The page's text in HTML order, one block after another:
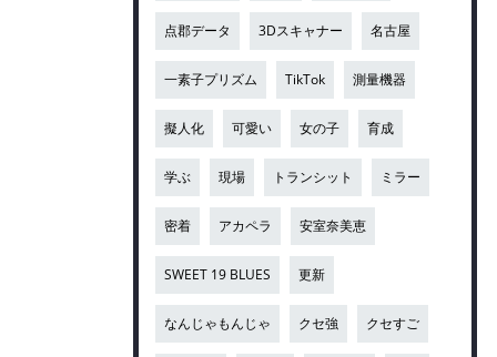
点郡データ 3Dスキャナー 名古屋
一素子プリズム TikTok 測量機器
擬人化 可愛い 女の子 育成
学ぶ 現場 トランシット ミラー
密着 アカペラ 安室奈美恵
SWEET 19 BLUES 更新
なんじゃもんじゃ クセ強 クセすご